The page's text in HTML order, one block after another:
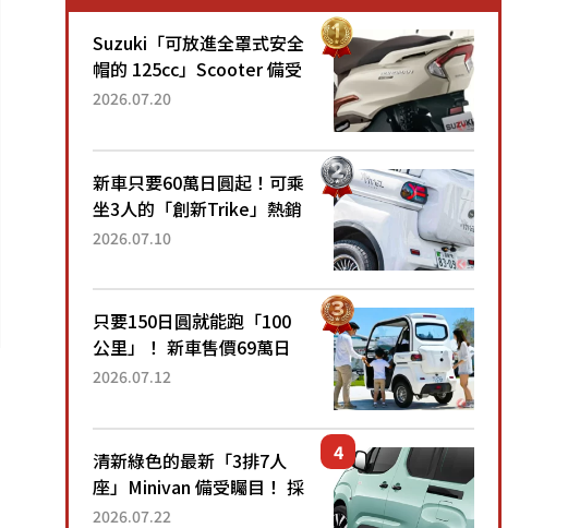
Suzuki「可放進全罩式安全
帽的 125cc」Scooter 備受
矚目！採用全新流線設計與
已陸續開始出口的新款
「B...
2026.07.20
新車只要60萬日圓起！可乘
坐3人的「創新Trike」熱銷
大賣成為人氣車款！「養車
日圓就能跑100公里」「小
朋友坐得...
2026.07.10
只要150日圓就能跑「100
公里」！ 新車售價69萬日
圓的「3人座」Trike大受歡
為何能迅速熱賣？
2026.07.12
清新綠色的最新「3排7人
座」Minivan 備受矚目！ 採
用全長4.7公尺剛剛好的車
2026.07.22